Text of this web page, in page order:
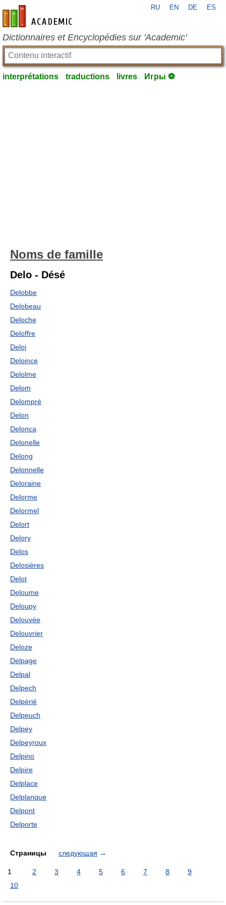
fr-academic.com
RU EN DE ES
Dictionnaires et Encyclopédies sur 'Academic'
interprétations traductions livres Игры ⚽
Noms de famille
Delo - Désé
Delobbe
Delobeau
Deloche
Deloffre
Deloi
Deloince
Delolme
Delom
Delompré
Delon
Delonca
Delonelle
Delong
Delonnelle
Deloraine
Delorme
Delormel
Delort
Delory
Delos
Delosières
Delot
Deloume
Deloupy
Delouvée
Delouvrier
Deloze
Delpage
Delpal
Delpech
Delpérié
Delpeuch
Delpey
Delpeyroux
Delpino
Delpire
Delplace
Delplanque
Delpont
Delporte
Страницы следующая →
1 2 3 4 5 6 7 8
9
10